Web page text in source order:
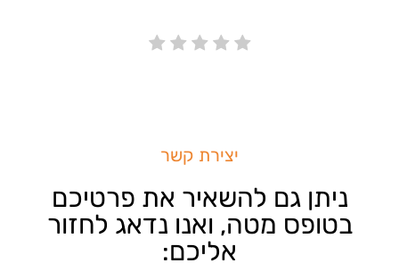
יצירת קשר
ניתן גם להשאיר את פרטיכם
בטופס מטה, ואנו נדאג לחזור
אליכם: